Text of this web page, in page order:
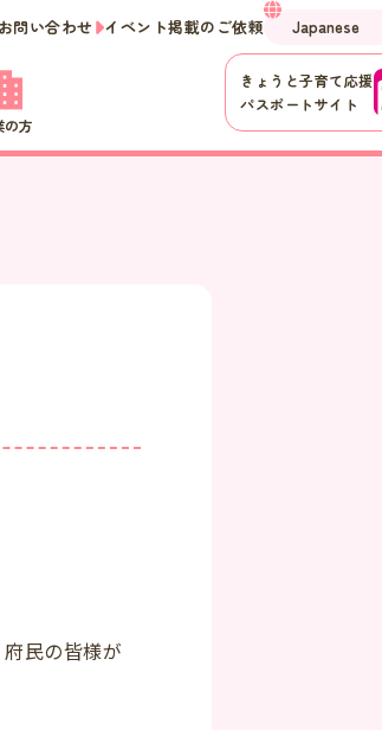
の方
お問い合わせ イベント掲載のご依頼
きょうと子育て応援
パスポートサイト
民の皆様が